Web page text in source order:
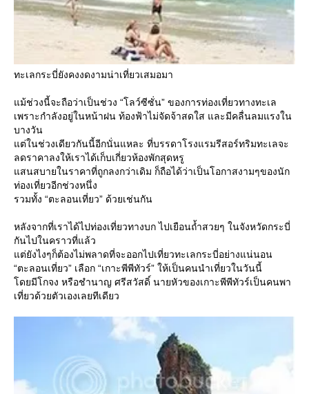
ทะเลกระบี่ยังคงงดงามน่าเที่ยวเสมอมา
ม้ช่วงนี้จะถือว่าเป็นช่วง “โลว์ซีซั่น” ของการท่องเที่ยวทางทะเล
เพราะกำลังอยู่ในหน้าฝน ท้องฟ้าไม่จัดจ้าสดใส และมีคลื่นลมแรงใน
บางวัน
ต่ในช่วงเดียวกันนี้อีกนั่นแหละ ที่บรรดาโรงแรมรีสอร์ทริมทะเลจะ
ลดราคาลงให้เราได้เก็บเกี่ยวห้องพักสุดหรู
สนสบายในราคาที่ถูกลงกว่าเดิม ก็ถือได้ว่าเป็นโอกาสงามๆของนัก
ท่องเที่ยวอีกช่วงหนึ่ง
รวมทั้ง “ตะลอนเที่ยว” ด้วยเช่นกัน
หลังจากที่เราได้ไปท่องเที่ยวทางบก ไปเยือนถ้ำสวยๆ ในจังหวัดกระบี่
กันไปในคราวที่แล้ว
ต่ยังไงๆก็ต้องไม่พลาดที่จะออกไปเที่ยวทะเลกระบี่อย่างแน่นอน
“ตะลอนเที่ยว” เลือก “เกาะพีพีทัวร์” ให้เป็นคนนำเที่ยวในวันนี้
ดยมีโกจง หรือชำนาญ ศรีสวัสดิ์ นายหัวของเกาะพีพีทัวร์เป็นคนพา
เที่ยวด้วยตัวเองเลยทีเดียว